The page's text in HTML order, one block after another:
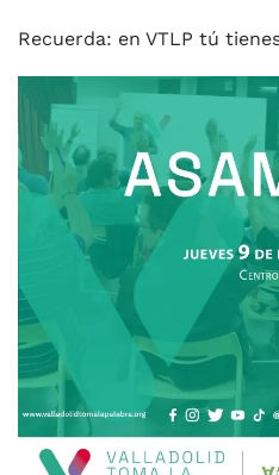
Recuerda: en VTLP tú